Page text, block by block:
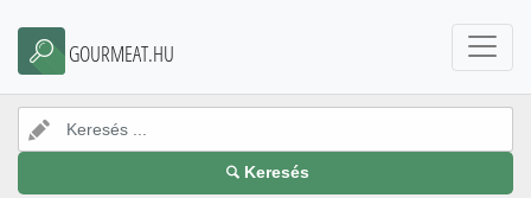
GOURMEAT.HU
Keresés